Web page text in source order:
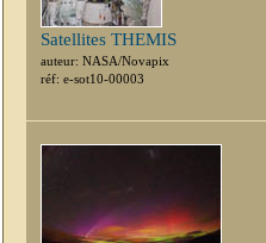
Satellites THEMIS
auteur: NASA/Novapix
réf: e-sot10-00003